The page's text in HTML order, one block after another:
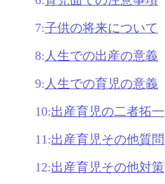
7:子供の将来について
8: 人生での出産の意義
9: 人生での育児の意義
10:出産育児の二者拓一
11:出産育児その他質問
12:出産育児その他対策